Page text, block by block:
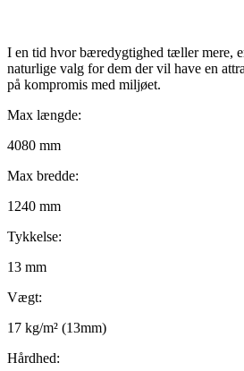
I en tid hvor bæredygtighed tæller mere,
naturlige valg for dem der vil have en
på kompromis med miljøet.
Max længde:
4080 mm
Max bredde:
1240 mm
Tykkelse:
13 mm
Vægt:
17 kg/m² (13mm)
Hårdhed: